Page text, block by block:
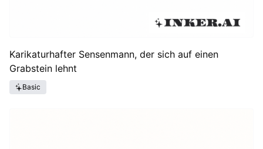
Karikaturhafter Sensenmann, der sich auf einen
Grabstein lehnt
Basic